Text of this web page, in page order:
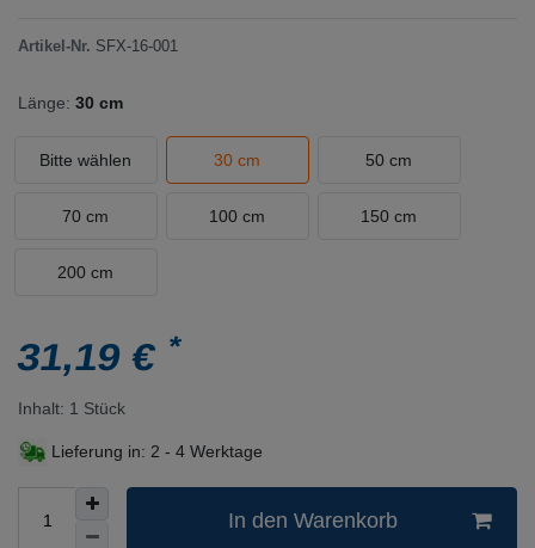
Artikel-Nr. SFX-16-001
Länge: 30 cm
Bitte wählen 30 cm 50 cm
70 cm 100 cm 150 cm
200 cm
31,19 €*
Inhalt: 1 Stück
Lieferung in: 2 - 4 Werktage
In den Warenkorb